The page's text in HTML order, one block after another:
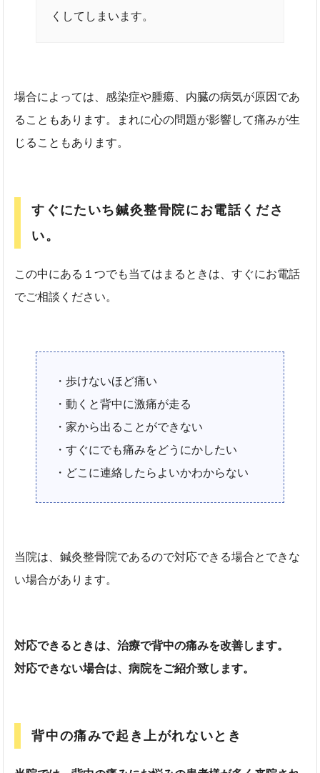
くしてしまいます。
場合によっては、感染症や腫瘍、内臓の病気が原因であ
ることもあります。まれに心の問題が影響して痛みが生
じることもあります。
すぐにたいち鍼灸整骨院にお電話くださ
い。
この中にある１つでも当てはまるときは、すぐにお電話
でご相談ください。
・歩けないほど痛い
・動くと背中に激痛が走る
・家から出ることができない
・すぐにでも痛みをどうにかしたい
・どこに連絡したらよいかわからない
当院は、鍼灸整骨院であるので対応できる場合とできな
い場合があります。
対応できるときは、治療で背中の痛みを改善します。
対応できない場合は、病院をご紹介致します。
背中の痛みで起き上がれないとき